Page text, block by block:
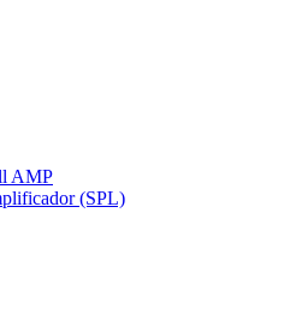
AMP
(SPL)